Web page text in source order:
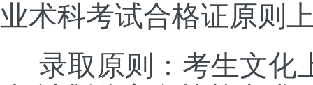
业术科考试合格证原则
录取原则：考生文化